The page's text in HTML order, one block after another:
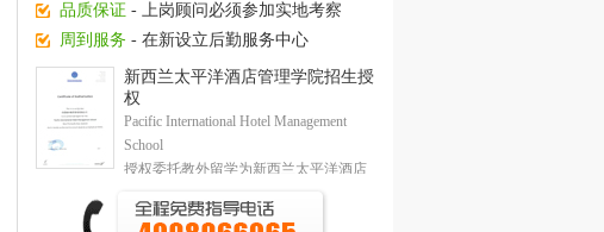
品质保证 - 上岗顾问必须参加实地考察
周到服务 - 在新设立后勤服务中心